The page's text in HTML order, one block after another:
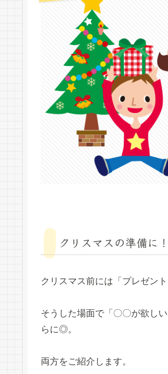
クリスマスの準備に！
クリスマス前には「プレゼン
そうした場面で「〇〇が欲し
らに◎。
両方をご紹介します。